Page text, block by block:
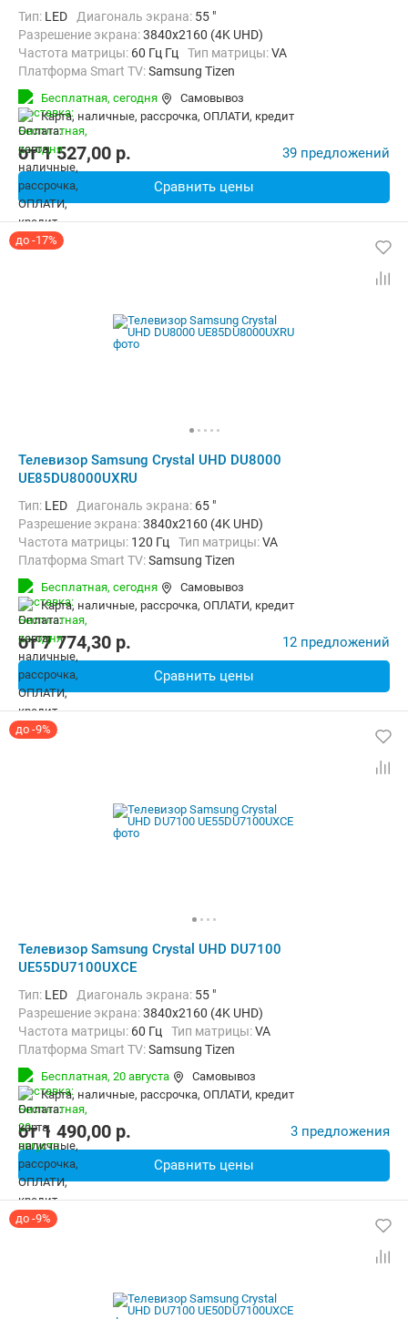
Тип: LED Диагональ экрана: 55 "
Разрешение экрана:3840x2160 (4K UHD)
Частота матрицы: 60 Гц Гц Тип матрицы:VA
Платформа Smart TV:Samsung Tizen
Беспроводные интерфейсы:
Бесплатная, сегодня
Самовывоз
карта, наличные, рассрочка, ОПЛАТИ, кредит
от1 527,00 p. 39 предложений
Сравнить цены
до -17%
Телевизор Samsung Crystal UHD DU8000
UE85DU8000UXRU
Тип: LED Диагональ экрана: 65 "
Разрешение экрана:3840x2160 (4K UHD)
Частота матрицы: 120 Гц Тип матрицы:VA
Платформа Smart TV:Samsung Tizen
Беспроводные интерфейсы:
Бесплатная, сегодня
Самовывоз
карта, наличные, рассрочка, ОПЛАТИ, кредит
от7 774,30 p. 12 предложений
Сравнить цены
до -9%
Телевизор Samsung Crystal UHD DU7100
UE55DU7100UXCE
Тип: LED Диагональ экрана: 55 "
Разрешение экрана:3840x2160 (4K UHD)
Частота матрицы: 60 Гц Тип матрицы:VA
Платформа Smart TV:Samsung Tizen
Беспроводные интерфейсы:
Бесплатная, 20 августа
Самовывоз
карта, наличные, рассрочка, ОПЛАТИ, кредит
от1 490,00 p. 3 предложения
Сравнить цены
до -9%